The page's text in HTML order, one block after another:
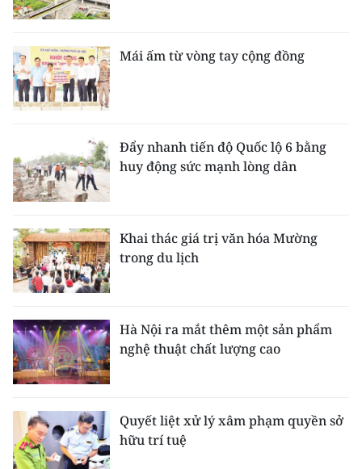
Mái ấm từ vòng tay cộng đồng
Đẩy nhanh tiến độ Quốc lộ 6 bằng
huy động sức mạnh lòng dân
Khai thác giá trị văn hóa Mường
trong du lịch
Hà Nội ra mắt thêm một sản phẩm
nghệ thuật chất lượng cao
Quyết liệt xử lý xâm phạm quyền sở
hữu trí tuệ